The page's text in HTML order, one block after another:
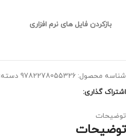
بازکردن فایل های نرم افزاری
شناسه محصول: 9782278055326 دسته:
اشتراک گذاری:
توضیحات
توضیحات